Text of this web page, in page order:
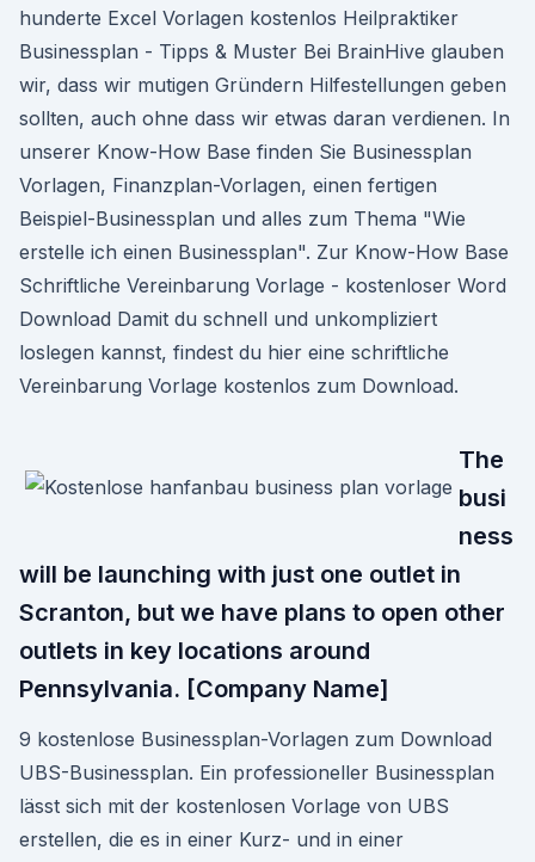
hunderte Excel Vorlagen kostenlos Heilpraktiker
Businessplan - Tipps & Muster Bei BrainHive glauben
wir, dass wir mutigen Gründern Hilfestellungen geben
sollten, auch ohne dass wir etwas daran verdienen. In
unserer Know-How Base finden Sie Businessplan
Vorlagen, Finanzplan-Vorlagen, einen fertigen
Beispiel-Businessplan und alles zum Thema "Wie
erstelle ich einen Businessplan". Zur Know-How Base
Schriftliche Vereinbarung Vorlage - kostenloser Word
Download Damit du schnell und unkompliziert
loslegen kannst, findest du hier eine schriftliche
Vereinbarung Vorlage kostenlos zum Download.
The
busi
ness
will be launching with just one outlet in
Scranton, but we have plans to open other
outlets in key locations around
Pennsylvania. [Company Name]
9 kostenlose Businessplan-Vorlagen zum Download
UBS-Businessplan. Ein professioneller Businessplan
lässt sich mit der kostenlosen Vorlage von UBS
erstellen, die es in einer Kurz- und in einer